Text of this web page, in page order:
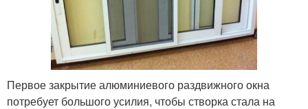
Первое закрытие алюминиевого раздвижного окна
потребует большого усилия, чтобы створка стала на